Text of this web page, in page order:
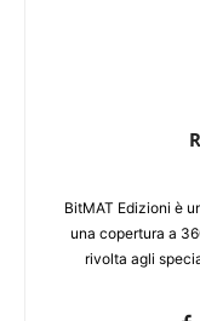
BitMAT Edizioni è
una copertura a
rivolta agli